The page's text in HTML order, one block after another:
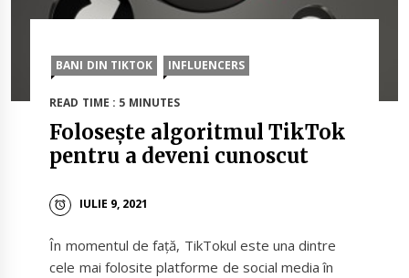
BANI DIN TIKTOK INFLUENCERS
READ TIME : 5 MINUTES
Folosește algoritmul TikTok
pentru a deveni cunoscut
IULIE 9, 2021
În momentul de față, TikTokul este una dintre
cele mai folosite platforme de social media în